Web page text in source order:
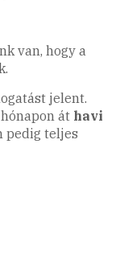
van, hogy a
jelent.
át havi
pedig teljes